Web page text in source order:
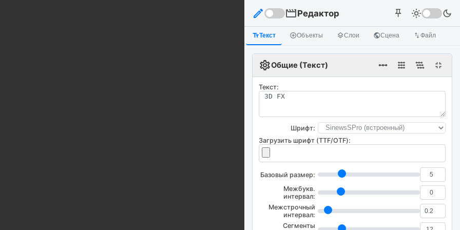
edit movieРедактор push_pin light_mode dark_mode
text_fieldsТекст add_circle_outlineОбъекты layersСлои publicСцена import_export Файл
settingsОбщие (Текст) linear_scale fullscreen_exit
Текст:
Шрифт:
Загрузить шрифт (TTF/OTF):
Базовый размер:
Межбукв.
интервал:
Межстрочный
интервал:
Сегменты